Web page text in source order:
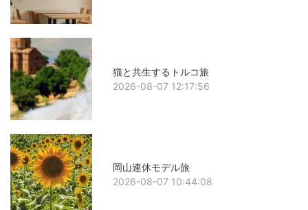
猫と共生するトルコ旅
2026-08-07 12:17:56
岡山連休モデル旅
2026-08-07 10:44:08